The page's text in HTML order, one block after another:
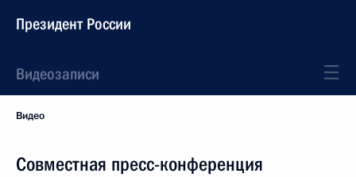
Президент России
Видеозаписи
Видео
Совместная пресс-конференция